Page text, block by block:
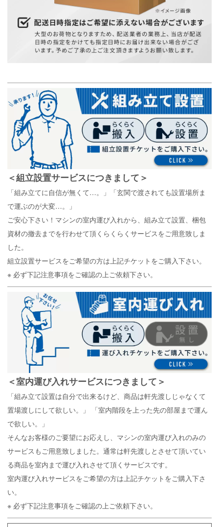
＜組立設置サービスにつきまして＞
「組み立てに自信が無くて…。」「玄関で渡されても設置場所ま
で運ぶのが大変…。」
ご安心下さい！マシンの室内運び入れから、組み立て設置、梱包
資材の撤去までを行わせて頂くらくらくサービスをご用意致しま
した。
組立設置サービスをご希望の方は上記チケットをご購入下さい。
※ 必ず下記注意事項をご確認の上ご依頼下さい。
＜室内運び入れサービスにつきまして＞
「組み立て設置は自分で出来るけど、商品は軒先渡しじゃなくて
置場渡しにして欲しい。」
「室内階段を上った先の部屋まで運ん
で欲しい。」
そんなお客様のご要望にお応えし、マシンの室内運び入れのみの
サービスもご用意致しました。通常は軒先渡しとさせて頂いてい
る商品を室内まで運び入れさせて頂くサービスです。
室内運び入れサービスをご希望の方は上記チケットをご購入下さ
い。
※ 必ず下記注意事項をご確認の上ご依頼下さい。